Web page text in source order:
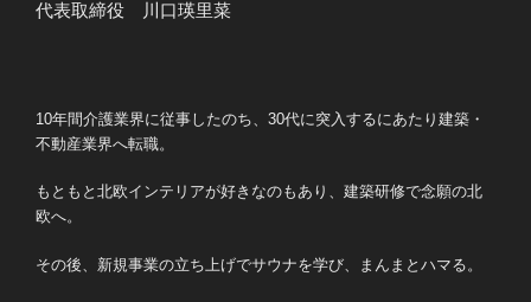
代表取締役 川口瑛里菜
10年間介護業界に従事したのち、30代に突入するにあたり建築・
不動産業界へ転職。
もともと北欧インテリアが好きなのもあり、建築研修で念願の北
欧へ。
その後、新規事業の立ち上げでサウナを学び、まんまとハマる。